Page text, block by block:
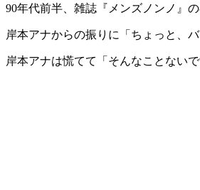
90年代前半、雑誌『メンズノンノ』
岸本アナからの振りに「ちょっと、
岸本アナは慌てて「そんなことない